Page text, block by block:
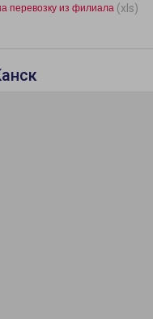
перевозку из филиала (xls)